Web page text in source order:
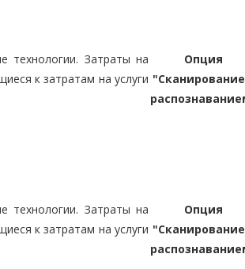
технологии. Затраты на
к затратам на услуги
Опция
технологии. Затраты на
к затратам на услуги
Опция